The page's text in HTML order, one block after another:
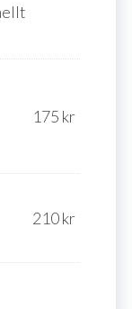
175 kr
210kr